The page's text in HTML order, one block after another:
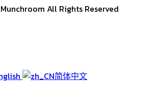
All Rights Reserved
简体中文